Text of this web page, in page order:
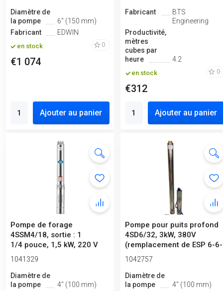
Diamètre de
la pompe
6" (150 mm)
Fabricant
EDWIN
en stock 0
€1 074
Ajouter au panier
Fabricant
BTS
Engineering
Productivité,
mètres
cubes par
heure
4.2
en stock 0
€312
Ajouter au panier
Pompe de forage
4SSM4/18, sortie : 1
1/4 pouce, 1,5 kW, 220 V
1041329
Diamètre de
la pompe
4" (100 mm)
Pompe pour puits profond
4SD6/32, 3kW, 380V
(remplacement de ESP 6-6-
140)
1042757
Diamètre de
la pompe
4" (100 mm)